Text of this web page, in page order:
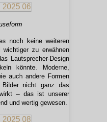
noch keine weiteren
wichtiger zu erwähnen
Lautsprecher-Design
könnte. Moderne,
auch andere Formen
nicht ganz das
– das ist unserer
und wertig gewesen.